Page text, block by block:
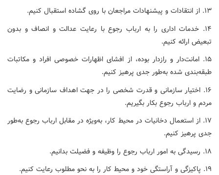
۱۳. از انتقادات و پیشنهادات مراجعان با روی گشاده استقبال کنیم.
۱۴. خدمات اداری را به ارباب رجوع با رعایت عدالت و انصاف و بدون
تبعیض ارائه کنیم.
۱۵. امانت‌دار و رازدار بوده، از افشای اظهارات خصوصی افراد و مکاتبات
طبقه‌بندی شده به‌طور جدی پرهیز کنیم.
۱۶. اختیار سازمانی و قدرت شخصی را در جهت اهداف سازمانی و رضایت
مردم و ارباب رجوع بکار بگیریم.
۱۷. از استعمال دخانیات در محیط کار، به‌ویژه در مقابل ارباب رجوع به‌طور
جدی پرهیز کنیم.
۱۸. رسیدگی به امور ارباب رجوع را وظیفه و فضیلت بدانیم.
۱۹. پاکیزگی و آراستگی خود و محیط کار را به نحو مطلوب رعایت کنیم.